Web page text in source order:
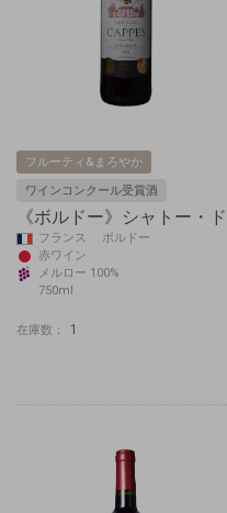
フルーティ&まろやか
ワインコンクール受賞酒
《ボルドー》シャトー・
フランス ボルドー
赤ワイン
メルロー 100%
750ml
在庫数： 1